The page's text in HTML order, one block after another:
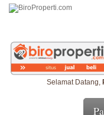
Selamat Datang,